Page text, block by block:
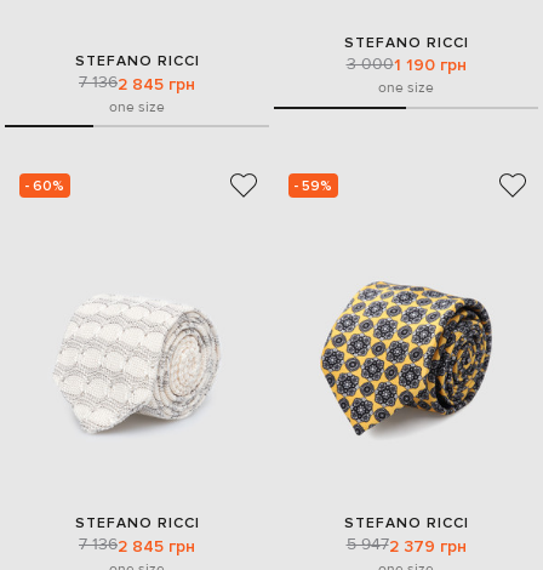
STEFANO RICCI
7 1362 845 грн
one size
STEFANO RICCI
3 0001 190 грн
one size
- 60%
STEFANO RICCI
7 1362 845 грн
- 59%
STEFANO RICCI
5 9472 379 грн